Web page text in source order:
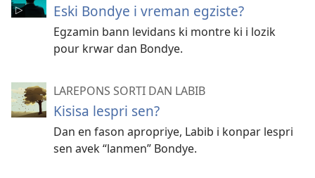
Eski Bondye i vreman egziste?
Egzamin bann levidans ki montre ki i lozik
pour krwar dan Bondye.
LAREPONS SORTI DAN LABIB
Kisisa lespri sen?
Dan en fason apropriye, Labib i konpar lespri
sen avek “lanmen” Bondye.